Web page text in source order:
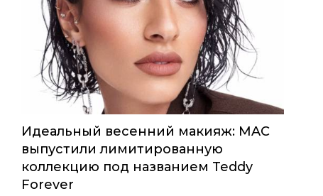
Идеальный весенний макияж: MAC
выпустили лимитированную
коллекцию под названием Teddy
Forever